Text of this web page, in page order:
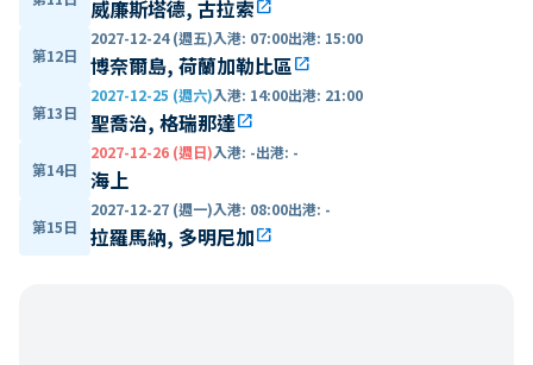
威廉斯塔德, 古拉索open_in_new
第12日
2027-12-24 (週五)入港: 07:00出港: 15:00
博奈爾島, 荷蘭加勒比區open_in_new
第13日
2027-12-25 (週六)入港: 14:00出港: 21:00
聖喬治, 格瑞那達open_in_new
第14日
2027-12-26 (週日)入港: -出港: -
海上
第15日
2027-12-27 (週一)入港: 08:00出港: -
拉羅馬納, 多明尼加open_in_new